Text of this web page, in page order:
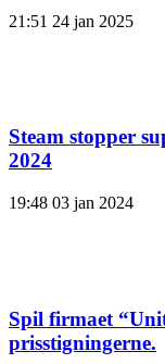
21:51 24 jan 2025
Steam stopper
2024
19:48 03 jan 2024
Spil firmaet
prisstigningerne.